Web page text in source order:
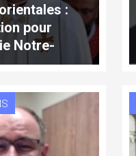
:
pour
Notre-
Liban de